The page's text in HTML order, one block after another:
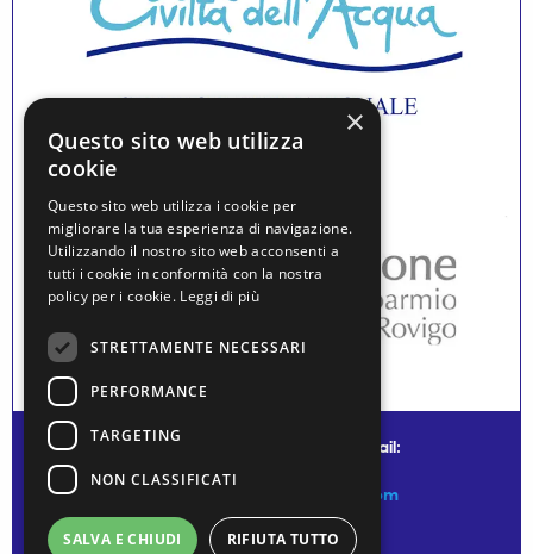
© water museum of venice - mail:
info@watermuseumofvenice.com
×
Questo sito web utilizza
cookie
Questo sito web utilizza i cookie per
migliorare la tua esperienza di navigazione.
Utilizzando il nostro sito web acconsenti a
tutti i cookie in conformità con la nostra
policy per i cookie. Leggi di più
STRETTAMENTE NECESSARI
PERFORMANCE
TARGETING
NON CLASSIFICATI
SALVA E CHIUDI RIFIUTA TUTTO